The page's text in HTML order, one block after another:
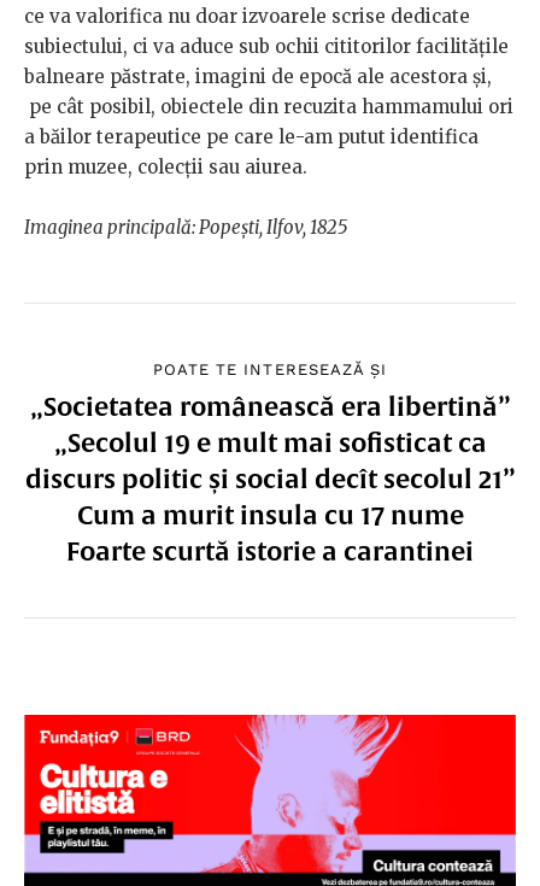
ce va valorifica nu doar izvoarele scrise dedicate
subiectului, ci va aduce sub ochii cititorilor facilitățile
balneare păstrate, imagini de epocă ale acestora și,
pe cât posibil, obiectele din recuzita hammamului ori
a băilor terapeutice pe care le-am putut identifica
prin muzee, colecții sau aiurea.
Imaginea principală: Popești, Ilfov, 1825
POATE TE INTERESEAZĂ ȘI
„Societatea românească era libertină”
„Secolul 19 e mult mai sofisticat ca
discurs politic și social decît secolul 21”
Cum a murit insula cu 17 nume
Foarte scurtă istorie a carantinei